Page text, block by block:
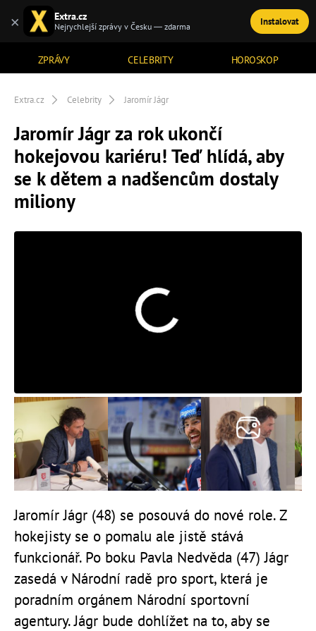
ZPRÁVY CELEBRITY HOROSKOP
TÉMATA
Extra.cz Celebrity Jaromír Jágr
Jaromír Jágr za rok ukončí
hokejovou kariéru! Teď hlídá, aby
se k dětem a nadšencům dostaly
miliony
Jaromír Jágr (48) se posouvá do nové role. Z
hokejisty se o pomalu ale jistě stává
funkcionář. Po boku Pavla Nedvěda (47) Jágr
zasedá v Národní radě pro sport, která je
poradním orgánem Národní sportovní
agentury. Jágr bude dohlížet na to, aby se
× Extra.cz
Nejrychlejší zprávy v Česku — zdarma Instalovat